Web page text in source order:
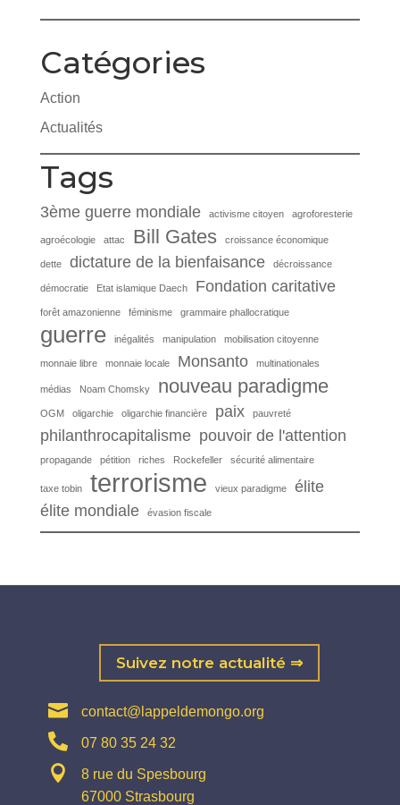
Catégories
Action
Actualités
Tags
3ème guerre mondiale activisme citoyen agroforesterie
agroécologie attac Bill Gates croissance économique
dette dictature de la bienfaisance décroissance
démocratie Etat islamique Daech Fondation caritative
forêt amazonienne féminisme grammaire phallocratique
guerre inégalités manipulation mobilisation citoyenne
monnaie libre monnaie locale Monsanto multinationales
médias Noam Chomsky nouveau paradigme
OGM oligarchie oligarchie financière paix pauvreté
philanthrocapitalisme pouvoir de l'attention
propagande pétition riches Rockefeller sécurité alimentaire
taxe tobin terrorisme vieux paradigme
élite
élite mondiale
évasion fiscale
Suivez notre actualité ⇒
 contact@lappeldemongo.org
 07 80 35 24 32

8 rue du Spesbourg
67000 Strasbourg